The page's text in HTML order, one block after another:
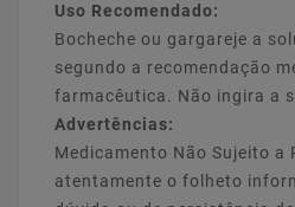
Uso Recomendado:
Bocheche ou gargareje a
segundo a recomendação
farmacêutica. Não ingira a
Advertências:
Medicamento Não Sujeito a
atentamente o folheto